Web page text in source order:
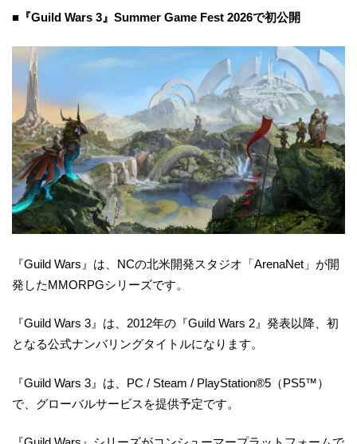
■『Guild Wars 3』Summer Game Fest 2026で初公開
『Guild Wars』は、NCの北米開発スタジオ「ArenaNet」が開
発したMMORPGシリーズです。
『Guild Wars 3』は、2012年の『Guild Wars 2』発表以降、初
となる公式ナンバリングタイトルになります。
『Guild Wars 3』は、PC / Steam / PlayStation®5（PS5™）
で、グローバルサービスを提供予定です。